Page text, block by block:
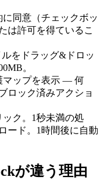
同意（チェックボッ
は許可を得ているこ
ルをドラッグ&ドロッ
。
マップを表示 — 何
ロック済みアクショ
ック。1秒未満の処
ード。1時間後に自動
が違う理由